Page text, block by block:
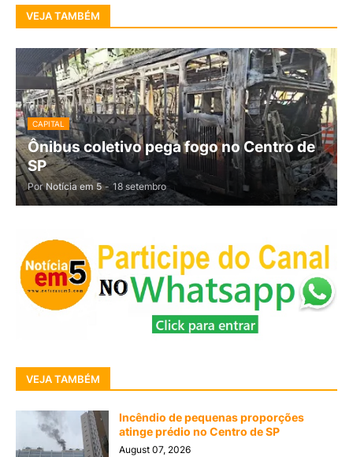
VEJA TAMBÉM
CAPITAL
Ônibus coletivo pega fogo no Centro de
SP
Por Notícia em 5 - 18 setembro
VEJA TAMBÉM
Incêndio de pequenas proporções
atinge prédio no Centro de SP
August 07, 2026